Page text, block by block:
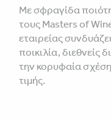
Με σφραγίδα
τους Masters of
εταιρείας
ποικιλία, διεθνείς
την κορυφαία
τιμής.